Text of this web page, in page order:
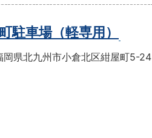
駐車場（軽専用）
岡県北九州市小倉北区紺屋町5-24